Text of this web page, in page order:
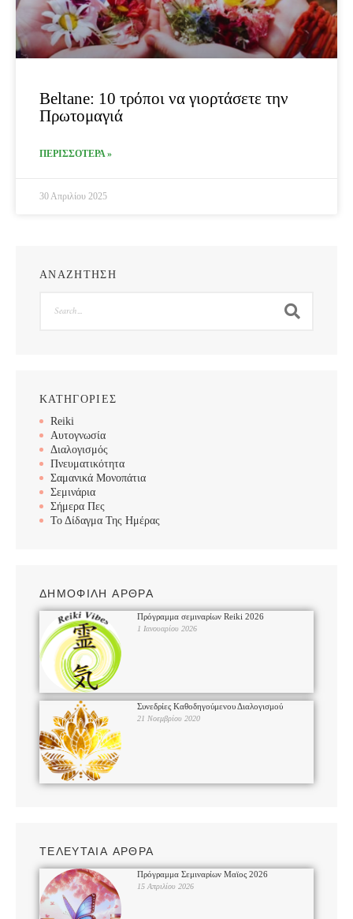
Beltane: 10 τρόποι να γιορτάσετε την
Πρωτομαγιά
ΠΕΡΙΣΣΟΤΕΡΑ »
30 Απριλίου 2025
ΑΝΑΖΗΤΗΣΗ
ΚΑΤΗΓΟΡΙΕΣ
Reiki
Αυτογνωσία
Διαλογισμός
Πνευματικότητα
Σαμανικά Μονοπάτια
Σεμινάρια
Σήμερα Πες
Το Δίδαγμα Της Ημέρας
ΔΗΜΟΦΙΛΗ ΑΡΘΡΑ
Πρόγραμμα σεμιναρίων Reiki 2026
1 Ιανουαρίου 2026
Συνεδρίες Καθοδηγούμενου Διαλογισμού
21 Νοεμβρίου 2020
ΤΕΛΕΥΤΑΙΑ ΑΡΘΡΑ
Πρόγραμμα Σεμιναρίων Μαϊος 2026
15 Απριλίου 2026